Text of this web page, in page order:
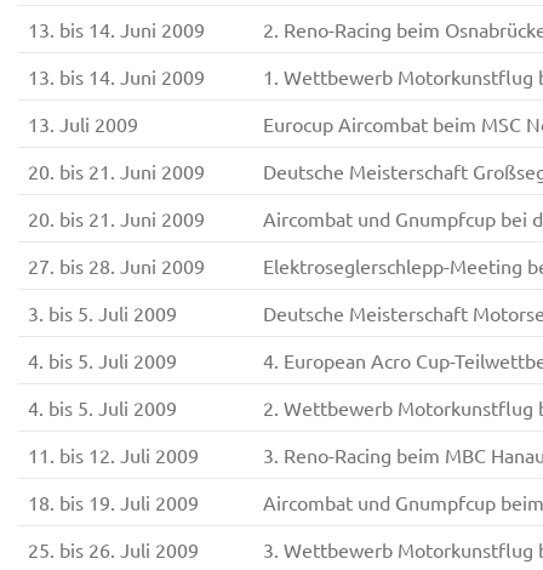
13. bis 14. Juni 2009
2. Reno-Racing beim
13. bis 14. Juni 2009
1. Wettbewerb Motorkunstflug
13. Juli 2009
Eurocup Aircombat beim MSC
20. bis 21. Juni 2009
Deutsche Meisterschaft
20. bis 21. Juni 2009
Aircombat und Gnumpfcup bei
27. bis 28. Juni 2009
Elektroseglerschlepp-Meeting
3. bis 5. Juli 2009
Deutsche Meisterschaft
4. bis 5. Juli 2009
4. European Acro Cup-
4. bis 5. Juli 2009
2. Wettbewerb Motorkunstflug
11. bis 12. Juli 2009
3. Reno-Racing beim MBC
18. bis 19. Juli 2009
Aircombat und Gnumpfcup
25. bis 26. Juli 2009
3. Wettbewerb Motorkunstflug